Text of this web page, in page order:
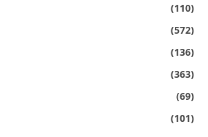
(110)
(572)
(136)
(363)
(69)
(101)